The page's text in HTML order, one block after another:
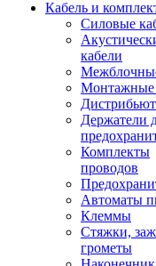
Кабель и
Силовые
кабели
Монтажные
Держатели
Комплекты
проводов
Автоматы
Клеммы
Стяжки,
грометы